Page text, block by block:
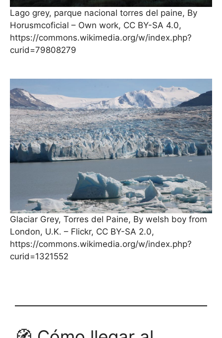
Lago grey, parque nacional torres del paine, By
Horusmcoficial – Own work, CC BY-SA 4.0,
https://commons.wikimedia.org/w/index.php?
curid=79808279
Glaciar Grey, Torres del Paine, By welsh boy from
London, U.K. – Flickr, CC BY-SA 2.0,
https://commons.wikimedia.org/w/index.php?
curid=1321552